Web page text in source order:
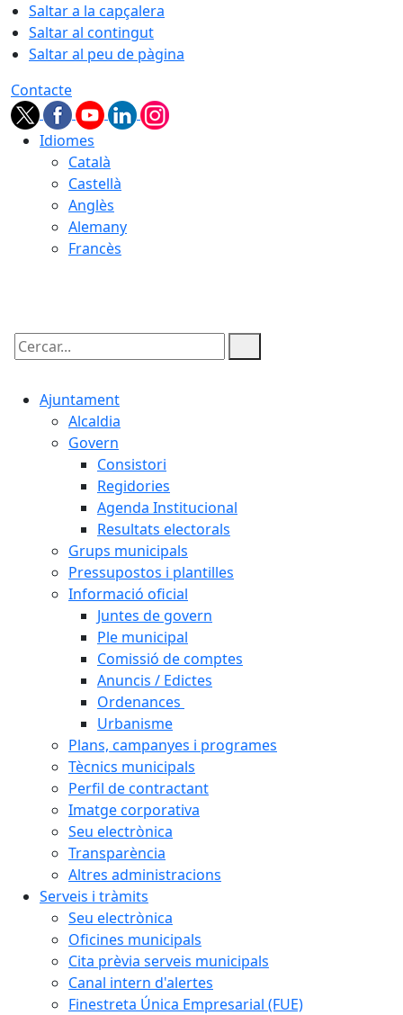
Saltar a la capçalera
Saltar al contingut
Saltar al peu de pàgina
Contacte
Idiomes
Català
Castellà
Anglès
Alemany
Francès
Cercar:
Ajuntament
Alcaldia
Govern
Consistori
Regidories
Agenda Institucional
Resultats electorals
Grups municipals
Pressupostos i plantilles
Informació oficial
Juntes de govern
Ple municipal
Comissió de comptes
Anuncis / Edictes
Ordenances
Urbanisme
Plans, campanyes i programes
Tècnics municipals
Perfil de contractant
Imatge corporativa
Seu electrònica
Transparència
Altres administracions
Serveis i tràmits
Seu electrònica
Oficines municipals
Cita prèvia serveis municipals
Canal intern d'alertes
Finestreta Única Empresarial (FUE)